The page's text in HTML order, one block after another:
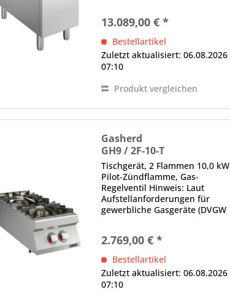
Drehknopfbedienung, 30
Leistungsstufen einstellbar,
Temperaturregelung,
elektronischer...
13.089,00 € *
Bestellartikel
Zuletzt aktualisiert: 06.08.2026
07:10
Produkt vergleichen
Gasherd
GH9 / 2F-10-T
Tischgerät, 2 Flammen 10,0 kW
Pilot-Zündflamme, Gas-
Regelventil Hinweis: Laut
Aufstellanforderungen für
gewerbliche Gasgeräte (DVGW
Anschlusswert ab 14 KW eine
Abführung der Abgase über
die Küchenlüftungsanlagen...
2.769,00 € *
Bestellartikel
Zuletzt aktualisiert: 06.08.2026
07:10